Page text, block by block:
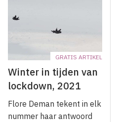
GRATIS ARTIKEL
Winter in tijden van
lockdown, 2021
Flore Deman tekent in elk
nummer haar antwoord